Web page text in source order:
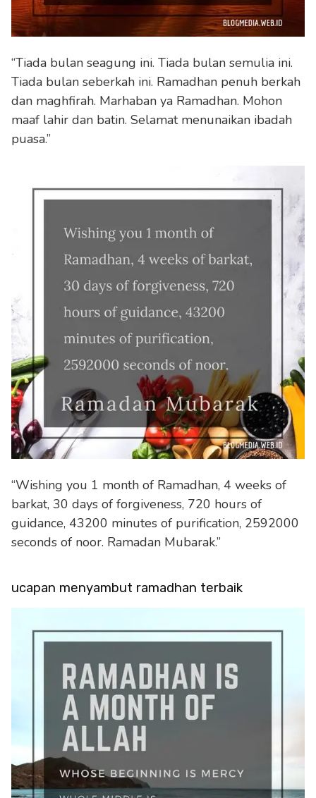
“Tiada bulan seagung ini. Tiada bulan semulia ini.
Tiada bulan seberkah ini. Ramadhan penuh berkah
dan maghfirah. Marhaban ya Ramadhan. Mohon
maaf lahir dan batin. Selamat menunaikan ibadah
puasa.”
“Wishing you 1 month of Ramadhan, 4 weeks of
barkat, 30 days of forgiveness, 720 hours of
guidance, 43200 minutes of purification, 2592000
seconds of noor. Ramadan Mubarak.”
ucapan menyambut ramadhan terbaik